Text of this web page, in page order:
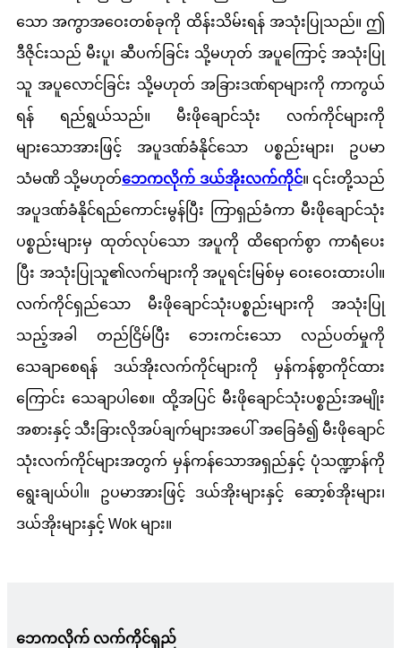
သော အကွာအဝေးတစ်ခုကို ထိန်းသိမ်းရန် အသုံးပြုသည်။ ဤ
ဒီဇိုင်းသည် မီးပူ၊ ဆီပက်ခြင်း သို့မဟုတ် အပူကြောင့် အသုံးပြု
သူ အပူလောင်ခြင်း သို့မဟုတ် အခြားဒဏ်ရာများကို ကာကွယ်
ရန် ရည်ရွယ်သည်။ မီးဖိုချောင်သုံး လက်ကိုင်များကို
များသောအားဖြင့် အပူဒဏ်ခံနိုင်သော ပစ္စည်းများ၊ ဥပမာ
သံမဏိ သို့မဟုတ်ဘေကလိုက် ဒယ်အိုးလက်ကိုင်။ ၎င်းတို့သည်
အပူဒဏ်ခံနိုင်ရည်ကောင်းမွန်ပြီး ကြာရှည်ခံကာ မီးဖိုချောင်သုံး
ပစ္စည်းများမှ ထုတ်လုပ်သော အပူကို ထိရောက်စွာ ကာရံပေး
ပြီး အသုံးပြုသူ၏လက်များကို အပူရင်းမြစ်မှ ဝေးဝေးထားပါ။
လက်ကိုင်ရှည်သော မီးဖိုချောင်သုံးပစ္စည်းများကို အသုံးပြု
သည့်အခါ တည်ငြိမ်ပြီး ဘေးကင်းသော လည်ပတ်မှုကို
သေချာစေရန် ဒယ်အိုးလက်ကိုင်များကို မှန်ကန်စွာကိုင်ထား
ကြောင်း သေချာပါစေ။ ထို့အပြင် မီးဖိုချောင်သုံးပစ္စည်းအမျိုး
အစားနှင့် သီးခြားလိုအပ်ချက်များအပေါ် အခြေခံ၍ မီးဖိုချောင်
သုံးလက်ကိုင်များအတွက် မှန်ကန်သောအရှည်နှင့် ပုံသဏ္ဍာန်ကို
ရွေးချယ်ပါ။ ဥပမာအားဖြင့် ဒယ်အိုးများနှင့် ဆော့စ်အိုးများ၊
ဒယ်အိုးများနှင့် Wok များ။
ဘေကလိုက် လက်ကိုင်ရှည်